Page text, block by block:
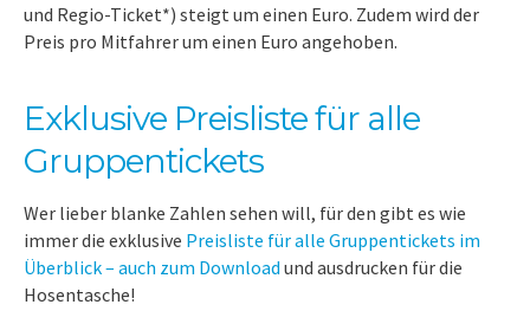
und Regio-Ticket*) steigt um einen Euro. Zudem wird der
Preis pro Mitfahrer um einen Euro angehoben.
Exklusive Preisliste für alle
Gruppentickets
Wer lieber blanke Zahlen sehen will, für den gibt es wie
immer die exklusive Preisliste für alle Gruppentickets im
Überblick – auch zum Download und ausdrucken für die
Hosentasche!